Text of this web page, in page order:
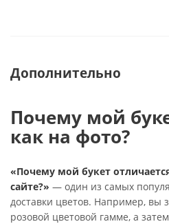
Дополнительно
Почему мой
как на фото?
«Почему мой букет
сайте?» — один из самых
доставки цветов. Например, вы
розовой цветовой гамме, а